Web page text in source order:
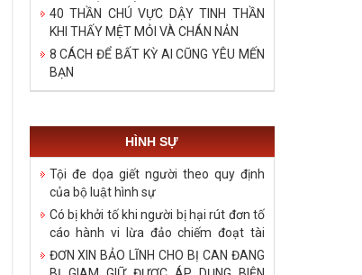
MINH, ĐÁNG ĐỂ HỌC TẬP
40 THẦN CHÚ VỰC DẬY TINH THẦN
KHI THẤY MỆT MỎI VÀ CHÁN NẢN
8 CÁCH ĐỂ BẤT KỲ AI CŨNG YÊU MẾN
BẠN
HÌNH SỰ
Tội đe dọa giết người theo quy định
của bộ luật hình sự
Có bị khởi tố khi người bị hại rút đơn tố
cáo hành vi lừa đảo chiếm đoạt tài
sản?
ĐƠN XIN BẢO LĨNH CHO BỊ CAN ĐANG